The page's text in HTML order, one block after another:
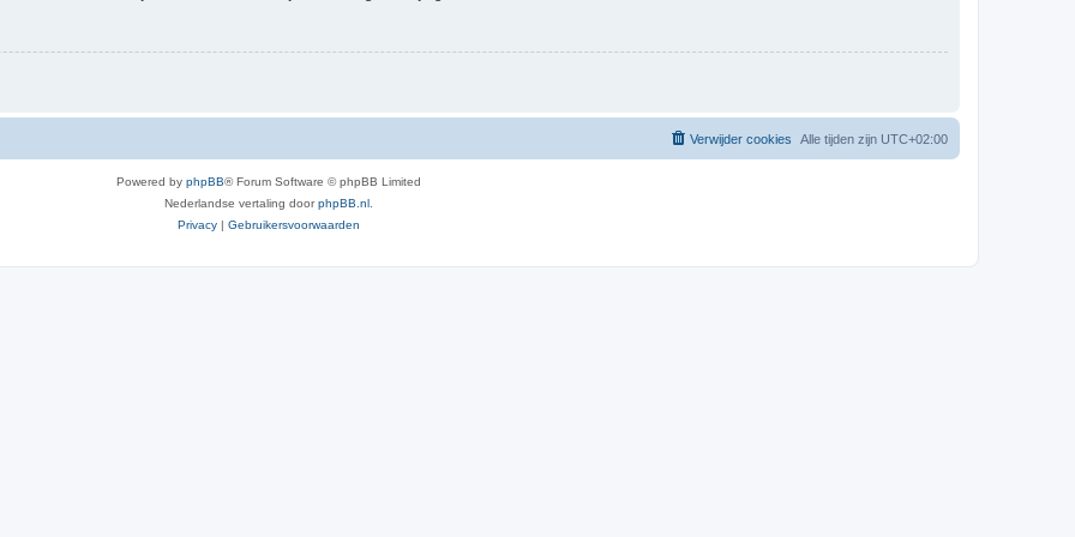
Alle tijden zijn UTC+02:00
Verwijder cookies
Powered by phpBB® Forum Software © phpBB Limited
Nederlandse vertaling doorphpBB.nl.
Privacy | Gebruikersvoorwaarden